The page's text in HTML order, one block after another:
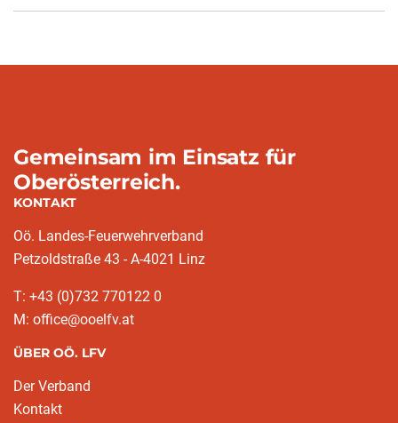
Gemeinsam im Einsatz für
Oberösterreich.
KONTAKT
Oö. Landes-Feuerwehrverband
Petzoldstraße 43 - A-4021 Linz
T: +43 (0)732 770122 0
M: office@ooelfv.at
ÜBER OÖ. LFV
Der Verband
Kontakt